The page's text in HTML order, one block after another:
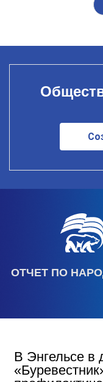
ОТЧЕТ ПО
В Энгельсе в